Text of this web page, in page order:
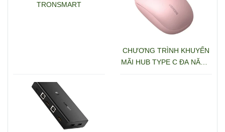
TRONSMART
CHƯƠNG TRÌNH KHUYẾN
MÃI HUB TYPE C ĐA NĂNG